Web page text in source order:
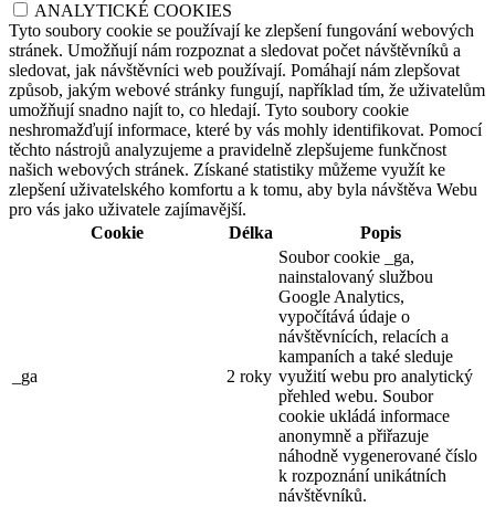
ANALYTICKÉ COOKIES
Tyto soubory cookie se používají ke zlepšení fungování webových
stránek. Umožňují nám rozpoznat a sledovat počet návštěvníků a
sledovat, jak návštěvníci web používají. Pomáhají nám zlepšovat
způsob, jakým webové stránky fungují, například tím, že uživatelům
umožňují snadno najít to, co hledají. Tyto soubory cookie
neshromažďují informace, které by vás mohly identifikovat. Pomocí
těchto nástrojů analyzujeme a pravidelně zlepšujeme funkčnost
našich webových stránek. Získané statistiky můžeme využít ke
zlepšení uživatelského komfortu a k tomu, aby byla návštěva Webu
pro vás jako uživatele zajímavější.
Cookie
Délka Popis
_ga 2 roky
Soubor cookie _ga,
nainstalovaný službou
Google Analytics,
vypočítává údaje o
návštěvnících, relacích a
kampaních a také sleduje
využití webu pro analytický
přehled webu. Soubor
cookie ukládá informace
anonymně a přiřazuje
náhodně vygenerované číslo
k rozpoznání unikátních
návštěvníků.